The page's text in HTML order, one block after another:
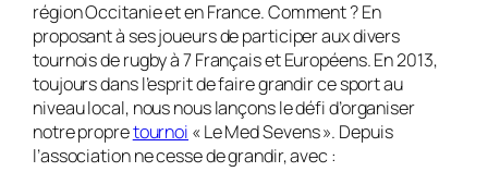
région Occitanie et en France. Comment ? En
proposant à ses joueurs de participer aux divers
tournois de rugby à 7 Français et Européens. En 2013,
toujours dans l’esprit de faire grandir ce sport au
niveau local, nous nous lançons le défi d’organiser
notre propretournoi « Le Med Sevens ». Depuis
l’association ne cesse de grandir, avec :